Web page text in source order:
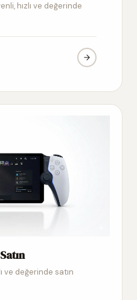
hızlı ve değerinde
ve değerinde satın